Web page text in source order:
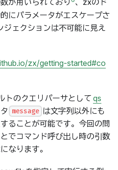
が用いられており 、zxのド
にパラメータがエスケープさ
ェクションは不可能に見え
zx/getting-started#co
トのクエリパーサとして qs
message は文字列以外にも
ることが可能です。今回の問
でコマンド呼び出し時の引数
なります。